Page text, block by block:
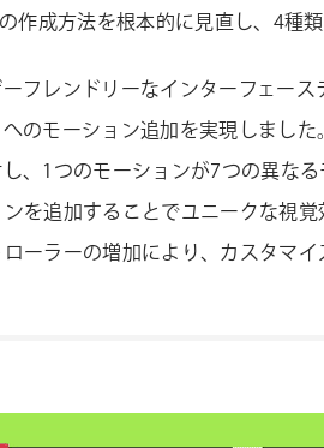
作成方法を根本的に見直し、4種
フレンドリーなインターフェース
のモーション追加を実現しました。
、 1 つのモーションが7つの異なる
を追加することでユニークな視覚
ーラーの増加により、カスタマ